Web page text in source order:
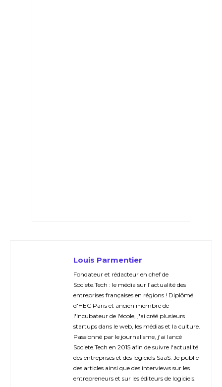
Louis Parmentier
Fondateur et rédacteur en chef de
Societe.Tech : le média sur l’actualité des
entreprises françaises en régions ! Diplômé
d'HEC Paris et ancien membre de
l'incubateur de l'école, j'ai créé plusieurs
startups dans le web, les médias et la culture.
Passionné par le journalisme, j'ai lancé
Societe.Tech en 2015 afin de suivre l'actualité
des entreprises et des logiciels SaaS. Je publie
des articles ainsi que des interviews sur les
entrepreneurs et sur les éditeurs de logiciels.